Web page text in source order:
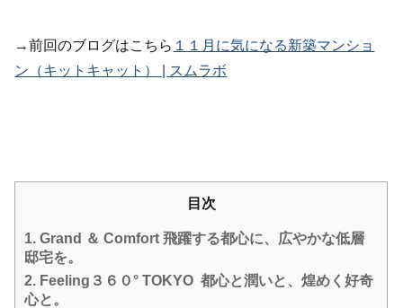
→前回のブログはこちら １１月に気になる新築マンショ
ン（キットキャット） | スムラボ
目次
1. Grand ＆ Comfort 飛躍する都心に、広やかな低層
邸宅を。
2. Feeling３６０° TOKYO 都心と潤いと、煌めく好奇
心と。